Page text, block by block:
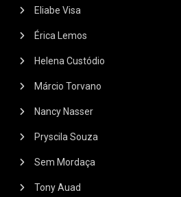
Eliabe Visa
Érica Lemos
Helena Custódio
Márcio Torvano
Nancy Nasser
Pryscila Souza
Sem Mordaça
Tony Auad